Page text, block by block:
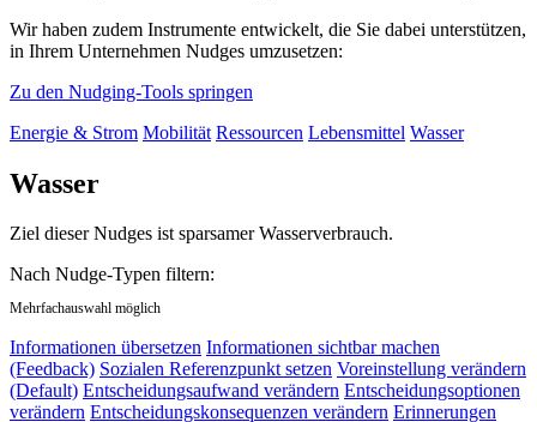
Wir haben zudem Instrumente entwickelt, die Sie dabei unterstützen,
in Ihrem Unternehmen Nudges umzusetzen:
Zu den Nudging-Tools springen
Energie & Strom Mobilität Ressourcen Lebensmittel Wasser
Wasser
Ziel dieser Nudges ist sparsamer Wasserverbrauch.
Nach Nudge-Typen filtern:
Mehrfachauswahl möglich
Informationen übersetzen Informationen sichtbar machen
(Feedback) Sozialen Referenzpunkt setzen Voreinstellung verändern
(Default) Entscheidungsaufwand verändern Entscheidungsoptionen
verändern Entscheidungskonsequenzen verändern Erinnerungen